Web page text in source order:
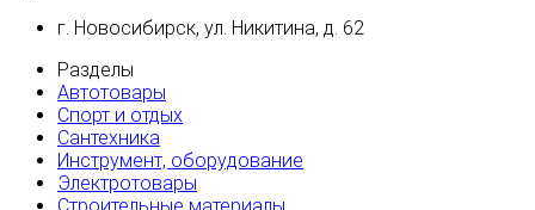
г. Новосибирск, ул. Никитина, д. 62
Разделы
Автотовары
Спорт и отдых
Сантехника
Инструмент, оборудование
Электротовары